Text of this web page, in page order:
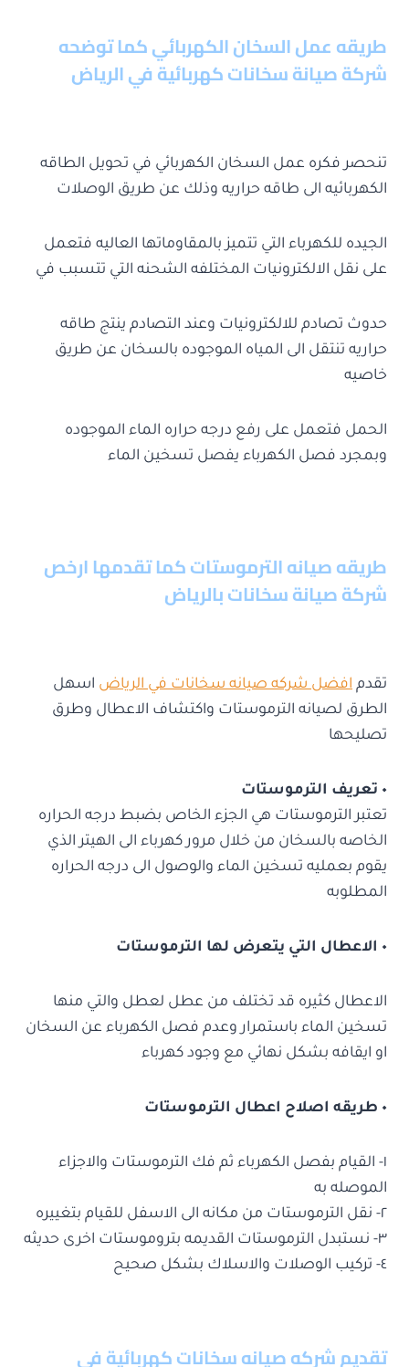
طريقه عمل السخان الكهربائي كما توضحه
شركة صيانة سخانات كهربائية في الرياض
تنحصر فكره عمل السخان الكهربائي في تحويل الطاقه
الكهربائيه الى طاقه حراريه وذلك عن طريق الوصلات
الجيده للكهرباء التي تتميز بالمقاوماتها العاليه فتعمل
على نقل الالكترونيات المختلفه الشحنه التي تتسبب في
حدوث تصادم للالكترونيات وعند التصادم ينتج طاقه
حراريه تنتقل الى المياه الموجوده بالسخان عن طريق
خاصيه
الحمل فتعمل على رفع درجه حراره الماء الموجوده
وبمجرد فصل الكهرباء يفصل تسخين الماء
طريقه صيانه الترموستات كما تقدمها ارخص
شركة صيانة سخانات بالرياض
تقدم افضل شركه صيانه سخانات في الرياض اسهل
الطرق لصيانه الترموستات واكتشاف الاعطال وطرق
تصليحها
٠ تعريف الترموستات
تعتبر الترموستات هي الجزء الخاص بضبط درجه الحراره
الخاصه بالسخان من خلال مرور كهرباء الى الهيتر الذي
يقوم بعمليه تسخين الماء والوصول الى درجه الحراره
المطلوبه
٠ الاعطال التي يتعرض لها الترموستات
الاعطال كثيره قد تختلف من عطل لعطل والتي منها
تسخين الماء باستمرار وعدم فصل الكهرباء عن السخان
او ايقافه بشكل نهائي مع وجود كهرباء
٠ طريقه اصلاح اعطال الترموستات
١- القيام بفصل الكهرباء ثم فك الترموستات والاجزاء
الموصله به
٢- نقل الترموستات من مكانه الى الاسفل للقيام بتغييره
٣- نستبدل الترموستات القديمه بتروموستات اخرى حديثه
٤- تركيب الوصلات والاسلاك بشكل صحيح
تقديمشركه صيانه سخانات كهربائية في